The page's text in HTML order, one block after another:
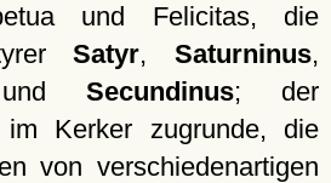
und Felicitas, die
Satyr,Saturninus,
Secundinus; der
Kerker zugrunde, die
von verschiedenartigen